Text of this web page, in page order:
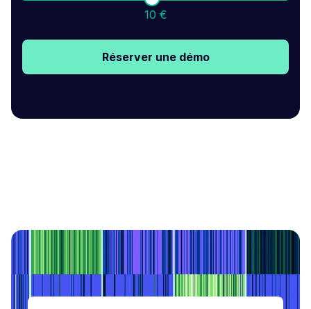
10 €
Réserver une démo